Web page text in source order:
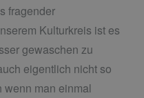
fragender
Kulturkreis ist es
gewaschen zu
eigentlich nicht so
wenn man einmal